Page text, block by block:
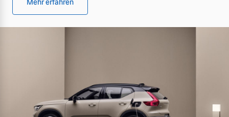
Mehr erfahren